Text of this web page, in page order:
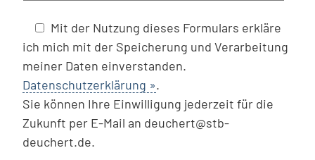
Mit der Nutzung dieses Formulars erkläre
ich mich mit der Speicherung und Verarbeitung
meiner Daten einverstanden.
Datenschutzerklärung ».
Sie können Ihre Einwilligung jederzeit für die
Zukunft per E-Mail an deuchert@stb-
deuchert.de.